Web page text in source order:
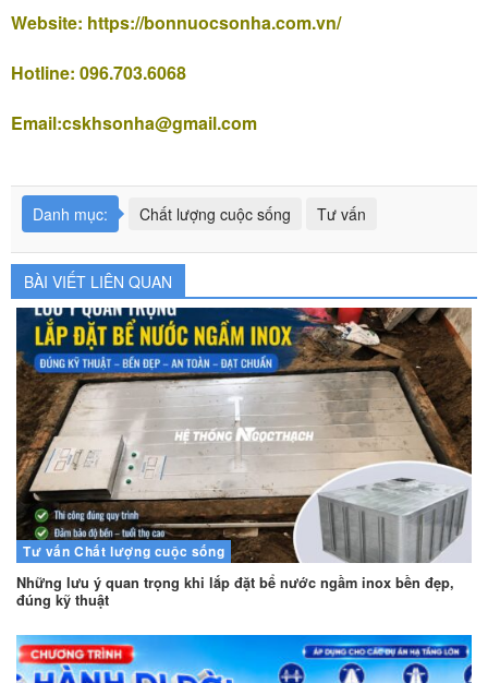
Website: https://bonnuocsonha.com.vn/
Hotline: 096.703.6068
Email:cskhsonha@gmail.com
Danh mục: Chất lượng cuộc sống Tư vấn
BÀI VIẾT LIÊN QUAN
Tư vấn Chất lượng cuộc sống
Những lưu ý quan trọng khi lắp đặt bể nước ngầm inox bền đẹp,
đúng kỹ thuật